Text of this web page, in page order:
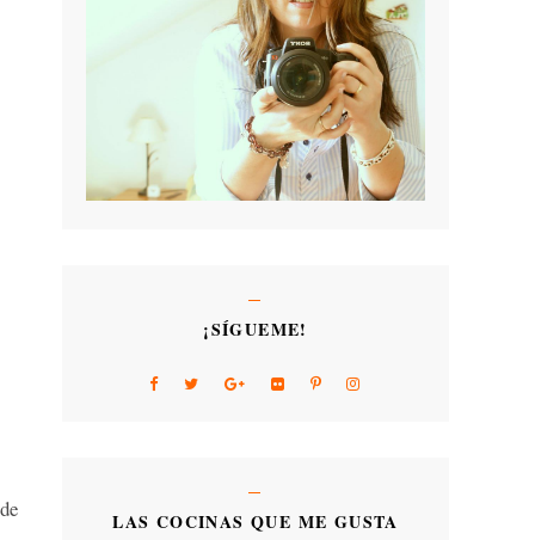
¡SÍGUEME!
LAS COCINAS QUE ME GUSTA